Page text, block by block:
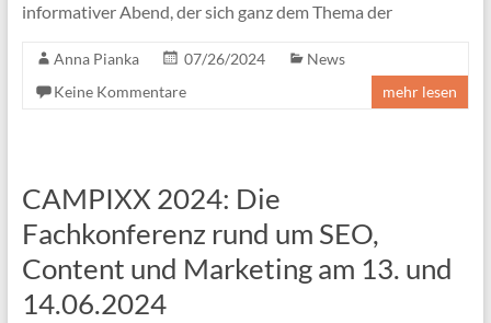
informativer Abend, der sich ganz dem Thema der
Anna Pianka 07/26/2024
News
Keine Kommentare
mehr lesen
CAMPIXX 2024: Die
Fachkonferenz rund um SEO,
Content und Marketing am 13. und
14.06.2024